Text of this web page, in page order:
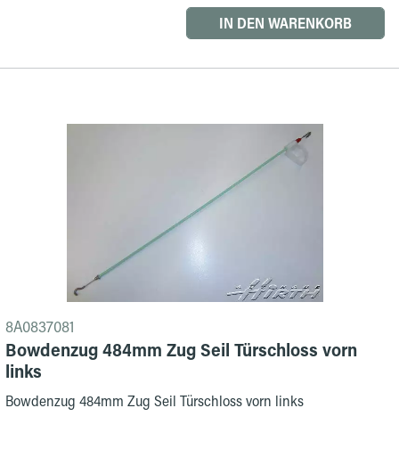
IN DEN WARENKORB
8A0837081
Bowdenzug 484mm Zug Seil Türschloss vorn
links
Bowdenzug 484mm Zug Seil Türschloss vorn links